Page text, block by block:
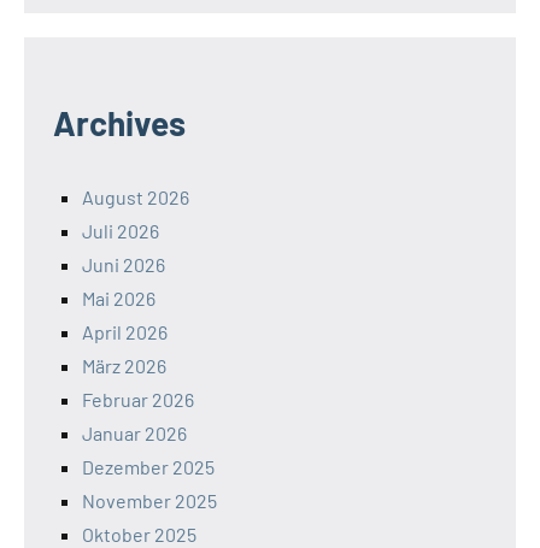
Archives
August 2026
Juli 2026
Juni 2026
Mai 2026
April 2026
März 2026
Februar 2026
Januar 2026
Dezember 2025
November 2025
Oktober 2025